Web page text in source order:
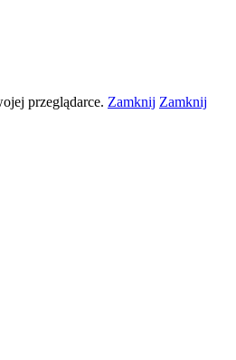
przeglądarce. Zamknij Zamknij